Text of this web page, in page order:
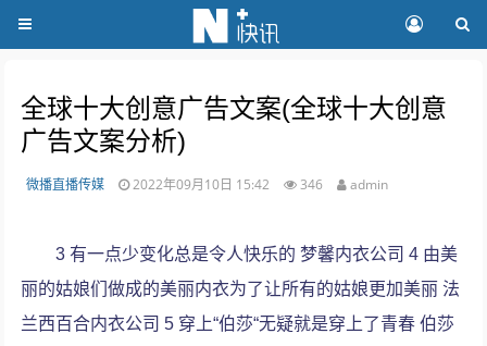
全球十大创意广告文案(全球十大创意
广告文案分析)
微播直播传媒 2022年09月10日 15:42 346 admin
3 有一点少变化总是令人快乐的 梦馨内衣公司 4 由美
丽的姑娘们做成的美丽内衣为了让所有的姑娘更加美丽 法
兰西百合内衣公司 5 穿上“伯莎“无疑就是穿上了青春 伯莎